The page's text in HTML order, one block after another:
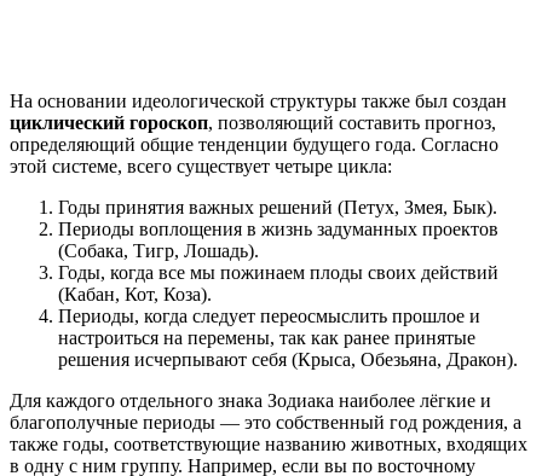
На основании идеологической структуры также был создан
циклический гороскоп, позволяющий составить прогноз,
определяющий общие тенденции будущего года. Согласно
этой системе, всего существует четыре цикла:
Годы принятия важных решений (Петух, Змея, Бык).
Периоды воплощения в жизнь задуманных проектов
(Собака, Тигр, Лошадь).
Годы, когда все мы пожинаем плоды своих действий
(Кабан, Кот, Коза).
Периоды, когда следует переосмыслить прошлое и
настроиться на перемены, так как ранее принятые
решения исчерпывают себя (Крыса, Обезьяна, Дракон).
Для каждого отдельного знака Зодиака наиболее лёгкие и
благополучные периоды — это собственный год рождения, а
также годы, соответствующие названию животных, входящих
в одну с ним группу. Например, если вы по восточному